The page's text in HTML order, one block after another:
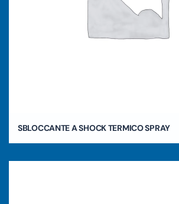
SBLOCCANTE A SHOCK TERMICO SPRAY